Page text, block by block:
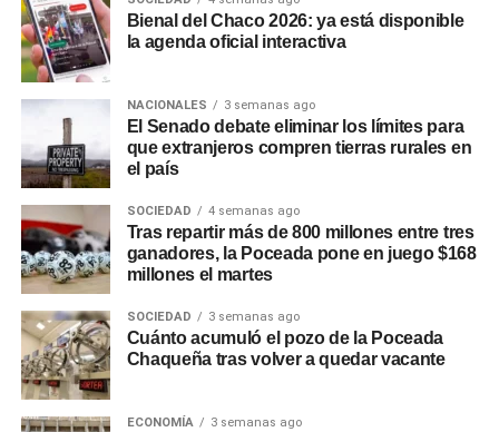
distintos puntos de la
provincia
DesdeSameepremarcaron que estas intervenciones
forman parte de un plan de trabajo preventivo que la
empresa desarrolla en distintos puntos de la provincia
para responder con rapidez a las variaciones hidrológicas
y asegurar la prestación del servicio, priorizando el
funcionamiento de las plantas potabilizadoras y el
abastecimiento a la población. La planta de Puerto
Lavalle distribuye agua potable a esa localidad y a Fortín
Lavalle, Juan José Castelli, Miraflores, El Espinillo y Villa
Río Bermejito.
Bienal del Chaco 2026: ya está disponible
la agenda oficial interactiva
NACIONALES 3 semanas ago
El Senado debate eliminar los límites para
que extranjeros compren tierras rurales en
el país
SOCIEDAD 4 semanas ago
Tras repartir más de 800 millones entre tres
ganadores, la Poceada pone en juego $168
millones el martes
SOCIEDAD 3 semanas ago
Cuánto acumuló el pozo de la Poceada
Chaqueña tras volver a quedar vacante
ECONOMÍA 3 semanas ago